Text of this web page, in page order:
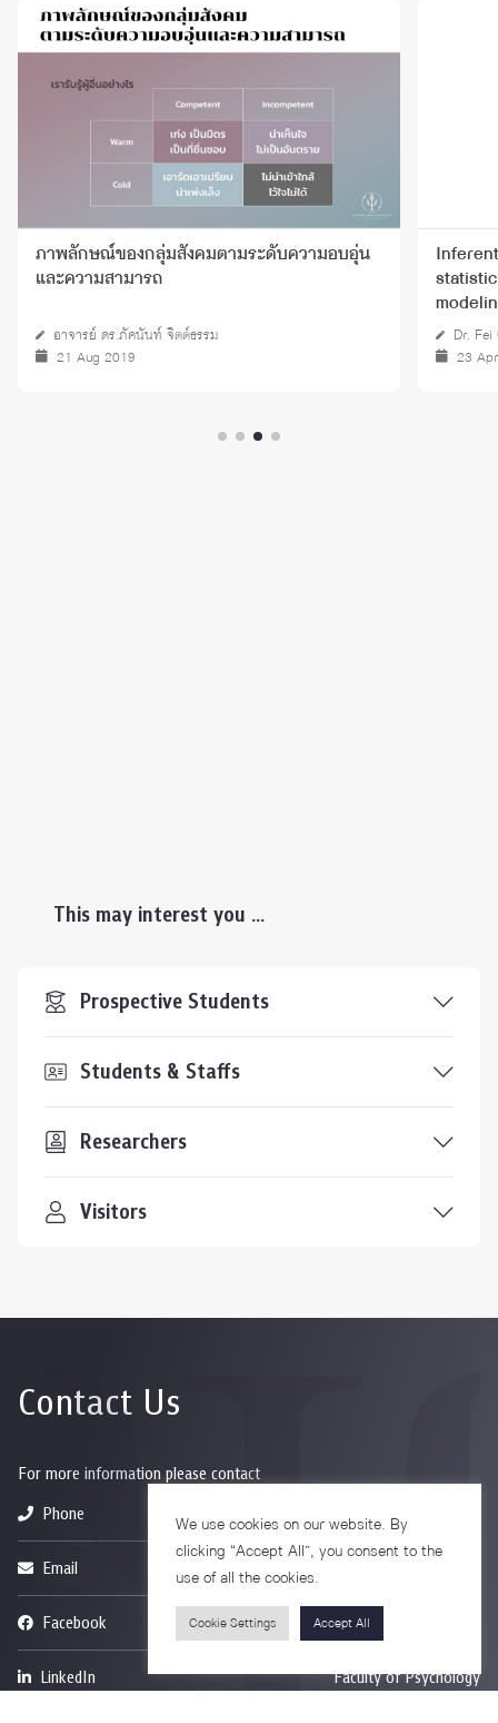
ภาพลักษณ์ของกลุ่มสังคมตามระดับความอบอุ่น
และความสามารถ
อาจารย์ ดร.ภัคนันท์ จิตต์ธรรม
21 Aug 2019
Dr. Fei
23
This may interest you ...
Prospective Students
Students & Staffs
Researchers
Visitors
Contact Us
For more information please contact
Phone
+66-2218-1185
Email
Facebook
LinkedIn Faculty of Psychology
We use cookies on our website. By
clicking “Accept All”, you consent to the
use of all the cookies.
Cookie Settings Accept All